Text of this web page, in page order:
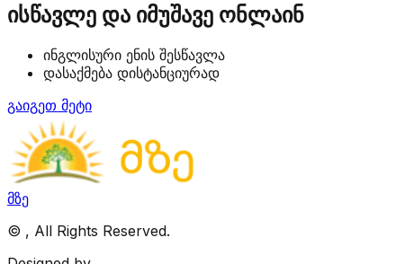
ისწავლე და იმუშავე ონლაინ
ინგლისური ენის შესწავლა
დასაქმება დისტანციურად
გაიგეთ მეტი
მზე
© , All Rights Reserved.